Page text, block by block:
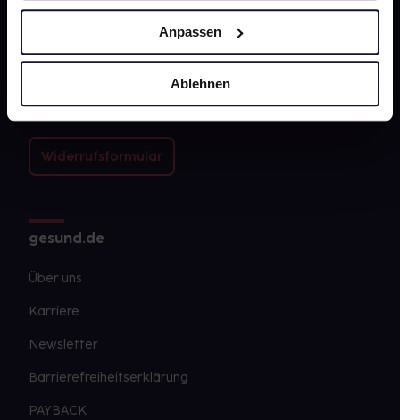
Anpassen
Ablehnen
Fragen zu Deiner Bestellung?
FAQ
Widerrufsformular
gesund.de
Über uns
Karriere
Newsletter
Barrierefreiheitserklärung
PAYBACK